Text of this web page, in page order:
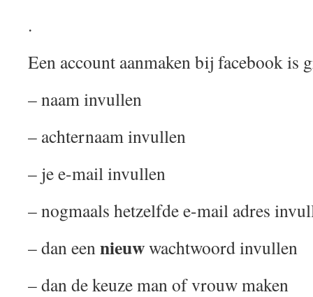
.
Een account aanmaken bij facebook is
– naam invullen
– achternaam invullen
– je e-mail invullen
– nogmaals hetzelfde e-mail adres
– dan eennieuwwachtwoord invullen
– dan de keuze man of vrouw maken